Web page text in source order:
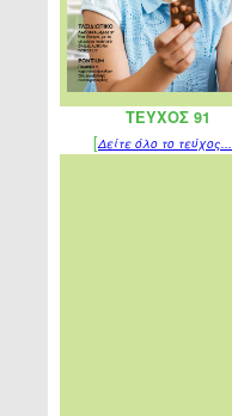
ΤΕΥΧΟΣ 91
[Δείτε όλο το τεύχος...